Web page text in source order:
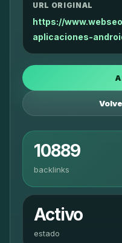
URL ORIGINAL
https://
aplicaciones-
10889
backlinks
Activo
estado